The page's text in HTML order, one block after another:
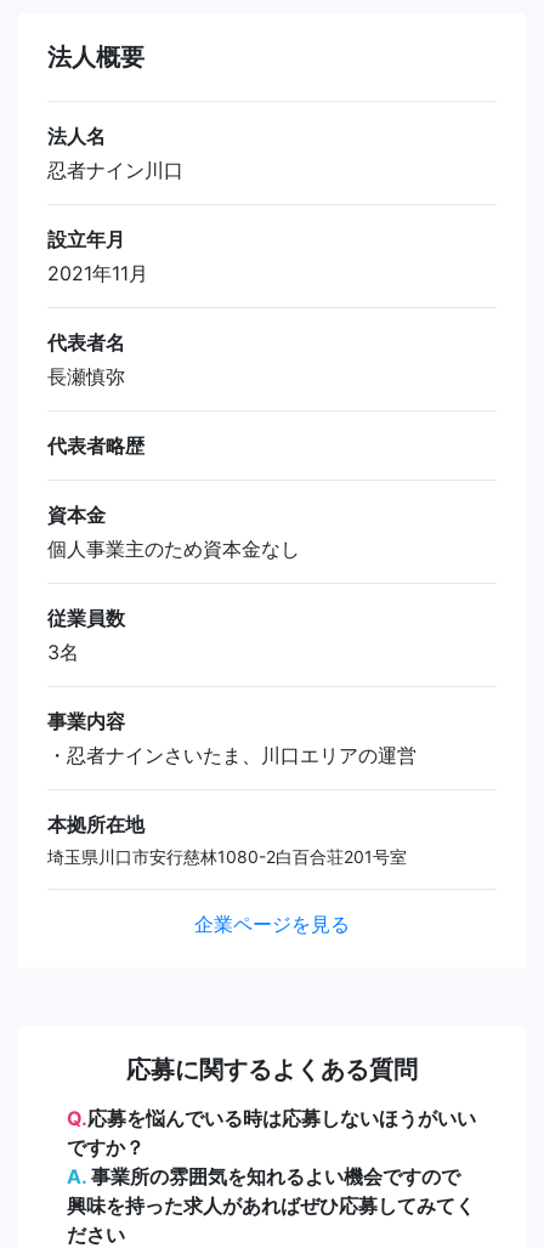
法人概要
法人名
忍者ナイン川口
設立年月
2021年11月
代表者名
長瀬慎弥
代表者略歴
資本金
個人事業主のため資本金なし
従業員数
3名
事業内容
・忍者ナインさいたま、川口エリアの運営
本拠所在地
埼玉県川口市安行慈林1080-2白百合荘201号室
企業ページを見る
応募に関するよくある質問
Q.応募を悩んでいる時は応募しないほうがいい
ですか？
A. 事業所の雰囲気を知れるよい機会ですので
興味を持った求人があればぜひ応募してみてく
ださい